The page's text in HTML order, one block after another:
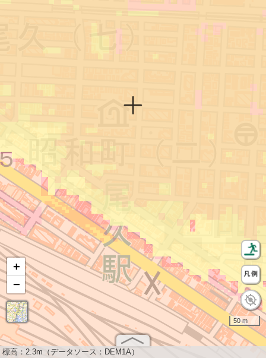
+
−
50 m
標高： 2.3m（データソース：DEM1A）